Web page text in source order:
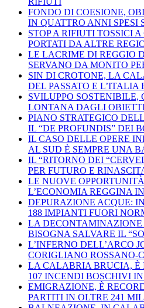
FONDO DI COESIONE,
IN QUATTRO ANNI SPESI
STOP A RIFIUTI TOSSICI
PORTATI DA ALTRE
LE LACRIME DI REGGIO
SERVANO DA MONITO
SIN DI CROTONE, LA
DEL PASSATO E L’ITALIA
SVILUPPO
LONTANA DAGLI
PIANO STRATEGICO
IL “DE PROFUNDIS” DEI
IL CASO DELLE OPERE
AL SUD È SEMPRE UNA
IL “RITORNO DEI
PER FUTURO E
LE NUOVE
L’ECONOMIA REGGINA
DEPURAZIONE ACQUE:
188 IMPIANTI FUORI
LA DECONTAMINAZIONE
BISOGNA SALVARE IL
L’INFERNO DELL’ARCO
CORIGLIANO ROSSANO-
LA CALABRIA BRUCIA, È
107 INCENDI BOSCHIVI
EMIGRAZIONE, È
PARTITI IN OLTRE 241